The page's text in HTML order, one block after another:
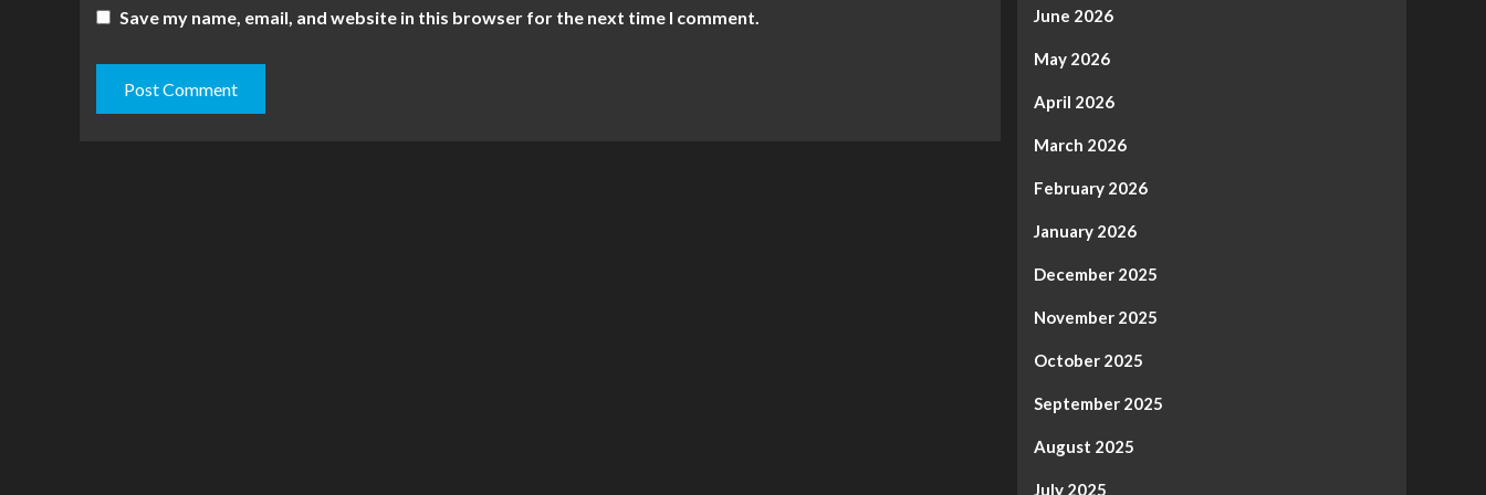
Save my name, email, and website in this browser for the next time I comment. June 2026
May 2026
April 2026
March 2026
February 2026
January 2026
December 2025
November 2025
October 2025
September 2025
August 2025
July 2025